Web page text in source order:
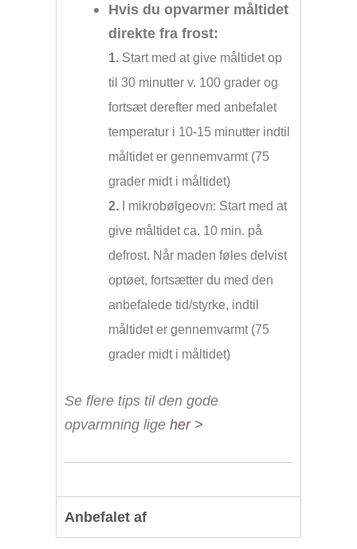
Hvis du opvarmer måltidet
direkte fra frost:
1.Start med at give måltidet op
til 30 minutter v. 100 grader og
fortsæt derefter med anbefalet
temperatur i 10-15 minutter indtil
måltidet er gennemvarmt (75
grader midt i måltidet)
2.I mikrobølgeovn: Start med at
give måltidet ca. 10 min. på
defrost. Når maden føles delvist
optøet, fortsætter du med den
anbefalede tid/styrke, indtil
måltidet er gennemvarmt (75
grader midt i måltidet)
Se flere tips til den gode
opvarmning lige her >
Anbefalet af